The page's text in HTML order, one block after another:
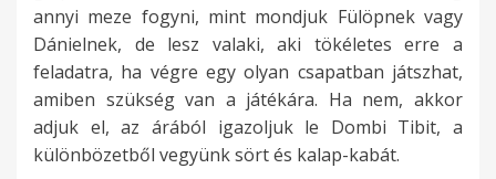
ü
n
e
t
b
e
t
j
ó
…
o
g
y
a
L
u
a
g
y
á
m
i
m
á
s
f
a
s
a
j
á
t
á
t
s
z
u
n
i
t
n
e
m
t
i
z
t
o
s
s
b
e
n
,
1
d
ü
k
s
é
g
v
c
s
a
k
s
z
a
z
e
m
b
e
k
m
a
j
d
f
annyi meze fogyni, mint mondjuk Fülöpnek vagy
Dánielnek, de lesz valaki, aki tökéletes erre a
feladatra, ha végre egy olyan csapatban játszhat,
amiben szükség van a játékára. Ha nem, akkor
adjuk el, az árából igazoljuk le Dombi Tibit, a
különbözetből vegyünk sört és kalap-kabát.